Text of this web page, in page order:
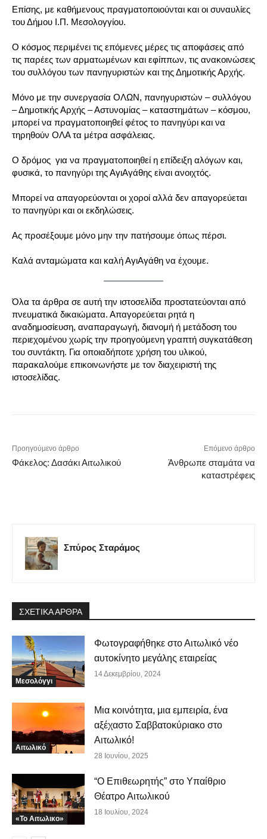
Επίσης, με καθήμενους πραγματοποιούνται και οι συναυλίες
του Δήμου Ι.Π. Μεσολογγίου.
Ο κόσμος περιμένει τις επόμενες μέρες τις αποφάσεις από
τις παρέες των αρματωμένων και εφίππων, τις ανακοινώσεις
του συλλόγου των πανηγυριστών και της Δημοτικής Αρχής.
Μόνο με την συνεργασία ΟΛΩΝ, πανηγυριστών – συλλόγου
– Δημοτικής Αρχής – Αστυνομίας – καταστημάτων – κόσμου,
μπορεί να πραγματοποιηθεί φέτος το πανηγύρι και να
τηρηθούν ΟΛΑ τα μέτρα ασφάλειας.
Ο δρόμος για να πραγματοποιηθεί η επίδειξη αλόγων και,
φυσικά, το πανηγύρι της ΑγιΑγάθης είναι ανοιχτός.
Μπορεί να απαγορεύονται οι χοροί αλλά δεν απαγορεύεται
το πανηγύρι και οι εκδηλώσεις.
Ας προσέξουμε μόνο μην την πατήσουμε όπως πέρσι.
Καλά ανταμώματα και καλή ΑγιΑγάθη να έχουμε.
Όλα τα άρθρα σε αυτή την ιστοσελίδα προστατεύονται από
πνευματικά δικαιώματα. Απαγορεύεται ρητά η
αναδημοσίευση, αναπαραγωγή, διανομή ή μετάδοση του
περιεχομένου χωρίς την προηγούμενη γραπτή συγκατάθεση
του συντάκτη. Για οποιαδήποτε χρήση του υλικού,
παρακαλούμε επικοινωνήστε με τον διαχειριστή της
ιστοσελίδας.
Προηγούμενο άρθρο
Φάκελος: Δασάκι Αιτωλικού
Επόμενο άρθρο
Άνθρωπε σταμάτα να
καταστρέφεις
Σπύρος Σταράμος
ΣΧΕΤΙΚΑ ΑΡΘΡΑ
Μεσολόγγι
Φωτογραφήθηκε στο Αιτωλικό νέο
αυτοκίνητο μεγάλης εταιρείας
14 Δεκεμβρίου, 2024
Αιτωλικό
Μια κοινότητα, μια εμπειρία, ένα
αξέχαστο Σαββατοκύριακο στο
Αιτωλικό!
28 Ιουνίου, 2025
«Το Αιτωλικο»
“Ο Επιθεωρητής” στο Υπαίθριο
Θέατρο Αιτωλικού
18 Ιουλίου, 2024